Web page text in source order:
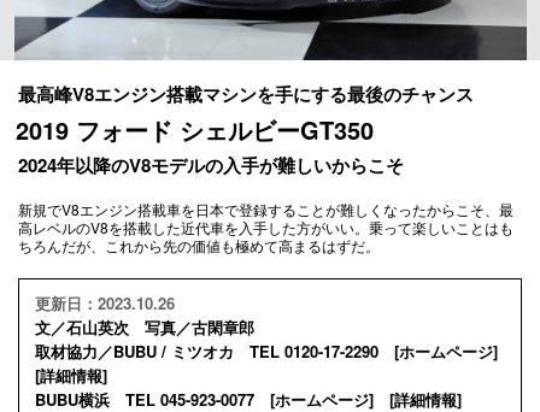
最高峰V8エンジン搭載マシンを手にする最後のチャンス
2019 フォード シェルビーGT350
2024年以降のV8モデルの入手が難しいからこそ
新規でV8エンジン搭載車を日本で登録することが難しくなったからこそ、最
高レベルのV8を搭載した近代車を入手した方がいい。乗って楽しいことはも
ちろんだが、これから先の価値も極めて高まるはずだ。
更新日：2023.10.26
文／石山英次 写真／古閑章郎
取材協力／BUBU / ミツオカ TEL 0120-17-2290 [ホームページ]
[詳細情報]
BUBU横浜 TEL 045-923-0077 [ホームページ] [詳細情報]